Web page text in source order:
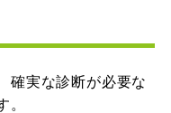
確実な診断が必要な
。